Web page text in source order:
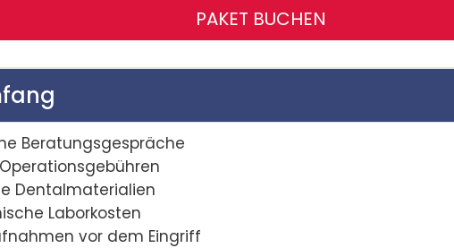
PAKET BUCHEN
Beratungsgespräche
Dentalmaterialien
Laborkosten
vor dem Eingriff